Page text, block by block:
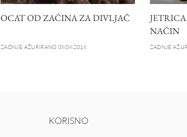
OCAT OD ZAČINA ZA DIVLJAČ
ZADNJE AŽURIRANO 08.06.2016.
NAČIN
ZADNJE
KORISNO